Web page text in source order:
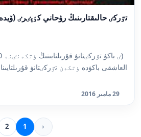
تٷركٸ حالىقتارىنىڭ رۋحاني كٶپٸرٸ
العاشقى باكۋدە ٶتكەن تٷركٸتانۋ
29 مامىر 2016
‹
1
2